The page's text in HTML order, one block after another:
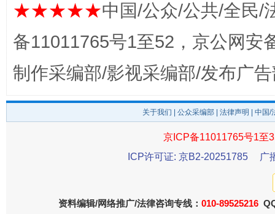
★★★★★中国/公众/公共/全民/
备11011765号1至52，京公网安
制作采编部/影视采编部/发布广
关于我们 公众采编部 法律声明 | 中国
京ICP备11011765号1至
ICP许可证: 京B2-20251785
广
资料编辑/网络推广/法律咨询专线： 010-89525216